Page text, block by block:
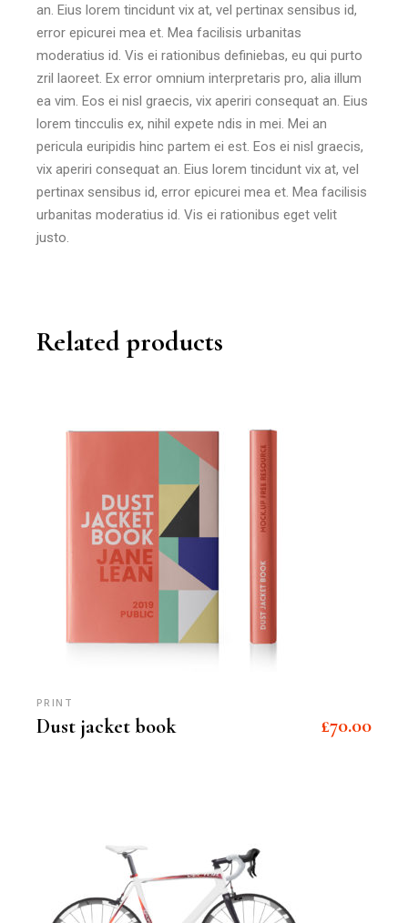
an. Eius lorem tincidunt vix at, vel pertinax sensibus id,
error epicurei mea et. Mea facilisis urbanitas
moderatius id. Vis ei rationibus definiebas, eu qui purto
zril laoreet. Ex error omnium interpretaris pro, alia illum
ea vim. Eos ei nisl graecis, vix aperiri consequat an. Eius
lorem tincculis ex, nihil expete ndis in mei. Mei an
pericula euripidis hinc partem ei est. Eos ei nisl graecis,
vix aperiri consequat an. Eius lorem tincidunt vix at, vel
pertinax sensibus id, error epicurei mea et. Mea facilisis
urbanitas moderatius id. Vis ei rationibus eget velit
justo.
Related products
PRINT
Dust jacket book £70.00